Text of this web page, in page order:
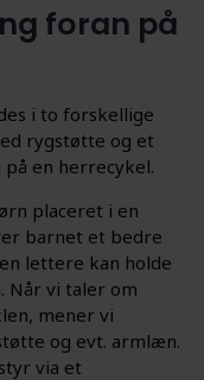
foran på
i to forskellige
rygstøtte og et
en herrecykel.
placeret i en
barnet et bedre
lettere kan holde
Når vi taler om
mener vi
og evt. armlæn.
via et